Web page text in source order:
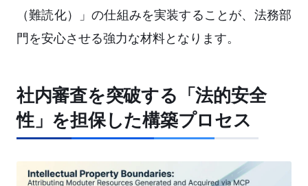
（難読化）」の仕組みを実装することが、法務部
門を安心させる強力な材料となります。
社内審査を突破する「法的安全
性」を担保した構築プロセス